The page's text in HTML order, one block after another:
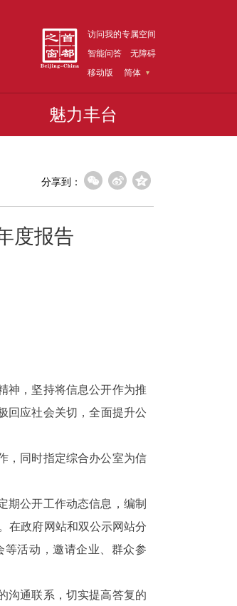
访问我的专属空间
智能问答
无障碍
移动版
简体
魅力丰台
分享到：
度报告
神，坚持将信息公开作为推
回应社会关切，全面提升公
，同时指定综合办公室为信
期公开工作动态信息，编制
在政府网站和双公示网站分
等活动，邀请企业、群众参
沟通联系，切实提高答复的